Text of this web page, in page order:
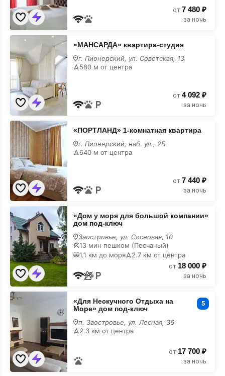
от 7 480 ₽
за ночь
«МАНСАРДА»
квартира-
студия
«МАНСАРДА» квартира-студия
г. Пионерский, ул. Советская, 13
580 м от центра
от 4 092 ₽
за ночь
«ПОРТЛАНД»
1-
комнатная
квартира
«ПОРТЛАНД» 1-комнатная квартира
г. Пионерский, наб. ул., 2Б
640 м от центра
от 7 440 ₽
за ночь
«Дом
у
моря
для
большой
компании»
дом
под-
ключ
«Дом у моря для большой компании»
дом под-ключ
Заостровье, ул. Сосновая, 10
13 мин пешком (Песчаный)
1.1 км до моря
2.7 км от центра
от 18 000 ₽
за ночь
«Для
Нескучного
Отдыха
на
Море»
дом
под-
ключ
«Для Нескучного Отдыха на
Море» дом под-ключ
5
п. Заостровье, ул. Лесная, 36
2.3 км от центра
от 17 700 ₽
за ночь